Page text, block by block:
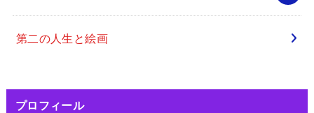
第二の人生と絵画
プロフィール